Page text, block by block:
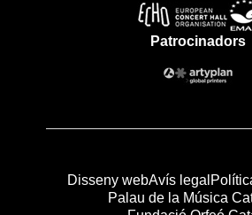
Patrocinadors
Disseny webAvís legal
Palau de la Música